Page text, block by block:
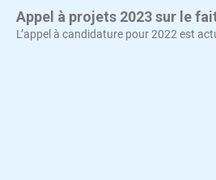
Appel à projets 2023 sur le
L’appel à candidature pour 2022 est